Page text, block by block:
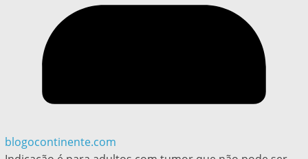
blogocontinente.com